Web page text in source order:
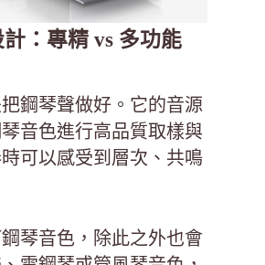
：專精 vs 多功能
鋼琴聲做好。它的音源
音色進行高品質取樣與
可以感受到層次、共鳴
琴音色，除此之外也會